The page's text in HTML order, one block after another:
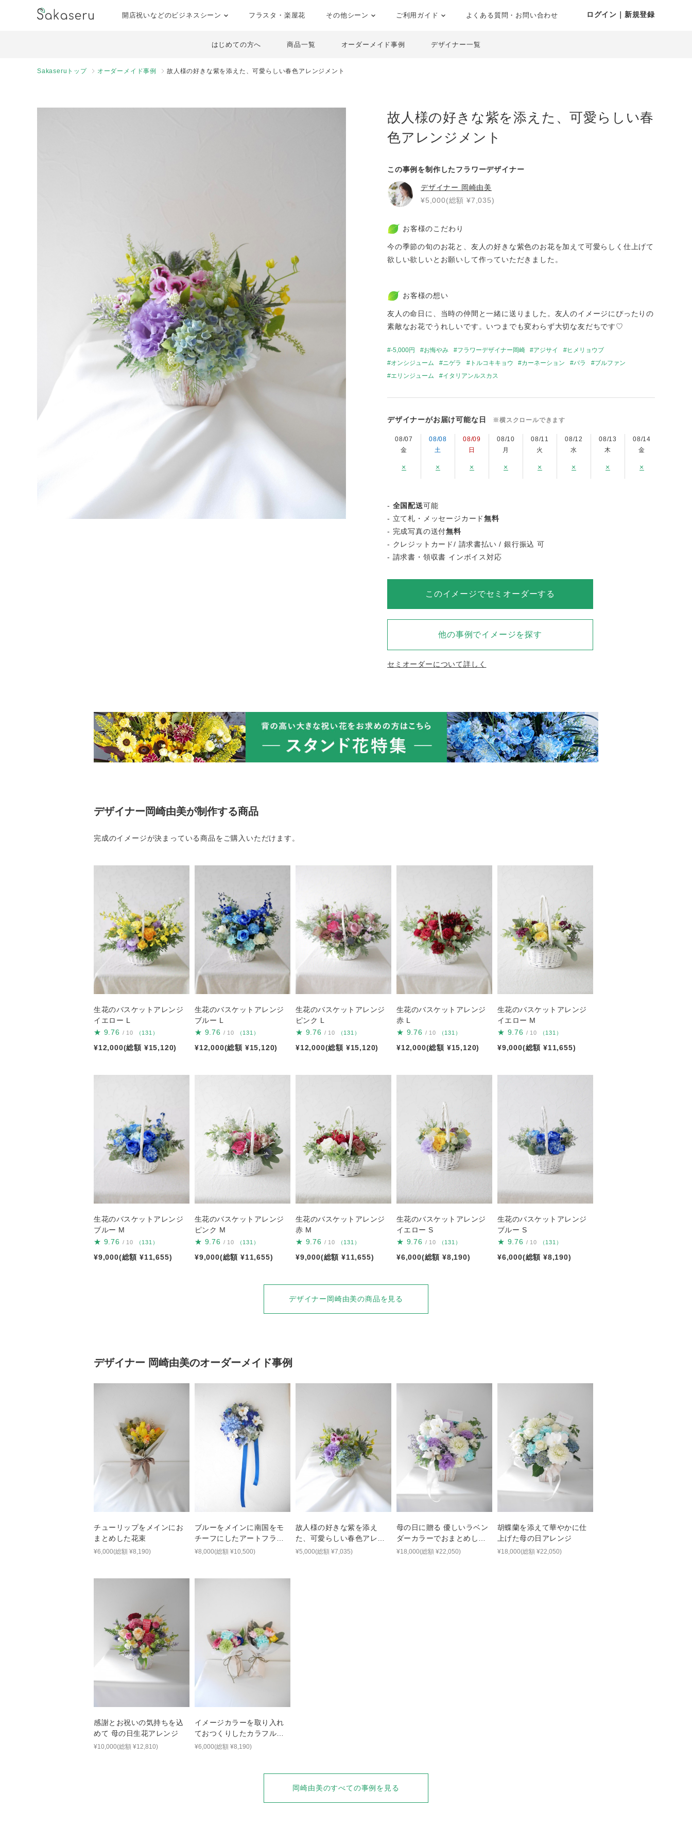
開店祝いなどのビジネスシーン フラスタ・楽屋花 その他シーン ご利用ガイド よくある質問・お問い合わせ ログイン｜新規登録
はじめての方へ 商品一覧 オーダーメイド事例 デザイナー一覧
Sakaseruトップ オーダーメイド事例 故人様の好きな紫を添えた、可愛らしい春色アレンジメント
故人様の好きな紫を添えた、可愛らしい春
色アレンジメント
この事例を制作したフラワーデザイナー
デザイナー 岡崎由美
¥5,000(総額 ¥7,035)
お客様のこだわり
今の季節の旬のお花と、友人の好きな紫色のお花を加えて可愛らしく仕上げて
欲しい欲しいとお願いして作っていただきました。
お客様の想い
友人の命日に、当時の仲間と一緒に送りました。友人のイメージにぴったりの
素敵なお花でうれしいです。いつまでも変わらず大切な友だちです♡
-5,000円 お悔やみ フラワーデザイナー岡崎 アジサイ
ヒメリョウブ
オンシジューム
ニゲラ トルコキキョウ カーネーション バラ
ブルファン
エリンジューム
イタリアンルスカス
デザイナーがお届け可能な日 ※横スクロールできます
08/07
金
×
08/08
土
×
08/09
日
×
08/10
月
×
08/11
火
×
08/12
水
×
08/13
木
×
08/14
金
×
- 全国配送可能
- 立て札・メッセージカード無料
- 完成写真の送付無料
- クレジットカード/ 請求書払い / 銀行振込 可
- 請求書・領収書 インボイス対応
このイメージでセミオーダーする
他の事例でイメージを探す
セミオーダーについて詳しく
デザイナー岡崎由美が制作する商品
完成のイメージが決まっている商品をご購入いただけます。
生花のバスケットアレンジ
イエロー L
★ 9.76 / 10 （131）
¥12,000(総額 ¥15,120)
生花のバスケットアレンジ
ブルー L
★ 9.76 / 10 （131）
¥12,000(総額 ¥15,120)
生花のバスケットアレンジ
ピンク L
★ 9.76 / 10 （131）
¥12,000(総額 ¥15,120)
生花のバスケットアレンジ
赤 L
★ 9.76 / 10 （131）
¥12,000(総額 ¥15,120)
生花のバスケットアレンジ
イエロー M
★ 9.76 / 10 （131）
¥9,000(総額 ¥11,655)
生花のバスケットアレンジ
ブルー M
★ 9.76 / 10 （131）
¥9,000(総額 ¥11,655)
生花のバスケットアレンジ
ピンク M
★ 9.76 / 10 （131）
¥9,000(総額 ¥11,655)
生花のバスケットアレンジ
赤 M
★ 9.76 / 10 （131）
¥9,000(総額 ¥11,655)
生花のバスケットアレンジ
イエロー S
★ 9.76 / 10 （131）
¥6,000(総額 ¥8,190)
生花のバスケットアレンジ
ブルー S
★ 9.76 / 10 （131）
¥6,000(総額 ¥8,190)
デザイナー岡崎由美の商品を見る
デザイナー 岡崎由美のオーダーメイド事例
チューリップをメインにお
まとめした花束
¥6,000(総額 ¥8,190)
ブルーをメインに南国をモ
チーフにしたアートフラワ
ーのリース
¥8,000(総額 ¥10,500)
故人様の好きな紫を添え
た、可愛らしい春色アレン
ジメント
¥5,000(総額 ¥7,035)
母の日に贈る 優しいラベン
ダーカラーでおまとめした
華やかな胡蝶蘭アレンジ
¥18,000(総額 ¥22,050)
胡蝶蘭を添えて華やかに仕
上げた母の日アレンジ
¥18,000(総額 ¥22,050)
感謝とお祝いの気持ちを込
めて 母の日生花アレンジ
¥10,000(総額 ¥12,810)
イメージカラーを取り入れ
ておつくりしたカラフルブ
ーケ
¥6,000(総額 ¥8,190)
岡崎由美のすべての事例を見る